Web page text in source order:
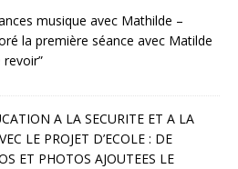
musique avec Mathilde –
la première séance avec Matilde
revoir”
A LA SECURITE ET A LA
LE PROJET D’ECOLE : DE
ET PHOTOS AJOUTEES LE